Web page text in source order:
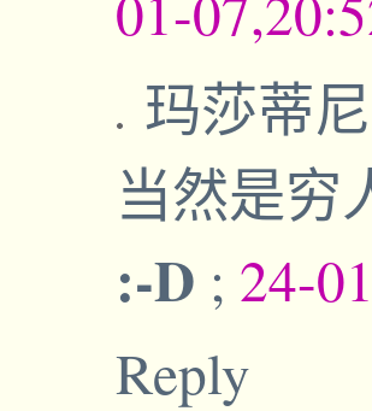
玛莎蒂
当然是穷
:-D ; 24-
Reply